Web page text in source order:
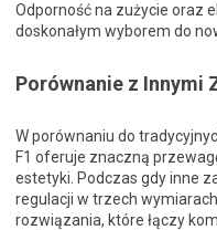
Odporność na zużycie oraz
doskonałym wyborem do
Porównanie z Innymi
W porównaniu do
F1 oferuje znaczną
estetyki. Podczas gdy inne
regulacji w trzech
rozwiązania, które łączy